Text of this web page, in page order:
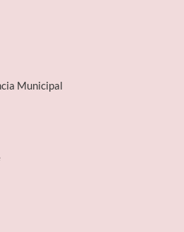
Municipal